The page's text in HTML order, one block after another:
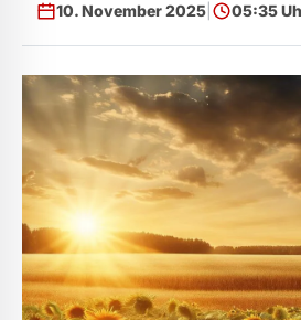
10. November 2025 05:35